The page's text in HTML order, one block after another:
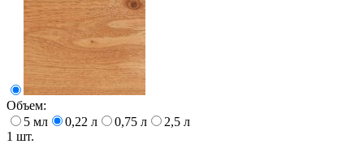
Объем:
5 мл
0,22 л 0,75 л
2,5 л
1 шт.